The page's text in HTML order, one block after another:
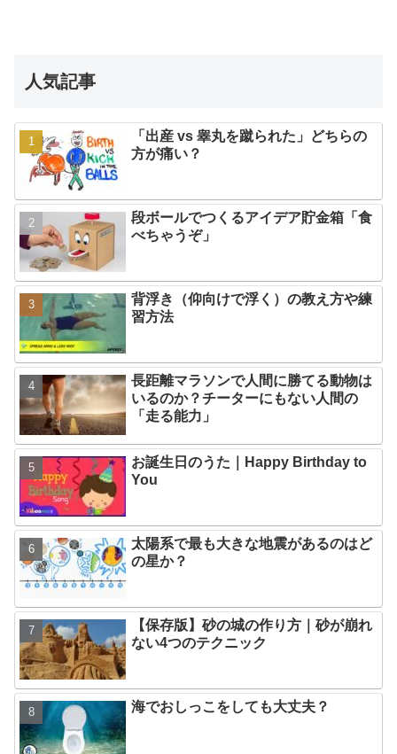
人気記事
「出産 vs 睾丸を蹴られた」どちらの
方が痛い？
段ボールでつくるアイデア貯金箱「食
べちゃうぞ」
背浮き（仰向けで浮く）の教え方や練
習方法
長距離マラソンで人間に勝てる動物は
いるのか？チーターにもない人間の
「走る能力」
お誕生日のうた｜Happy Birthday to
You
太陽系で最も大きな地震があるのはど
の星か？
【保存版】砂の城の作り方｜砂が崩れ
ない4つのテクニック
海でおしっこをしても大丈夫？